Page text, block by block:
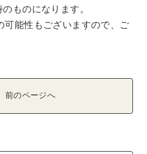
ものになります。
可能性もございますので、ご
前のページへ